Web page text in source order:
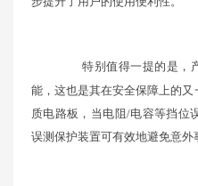
特别值得一提的是，
能，这也是其在安全保障上的
质电路板，当电阻/电容等挡位
误测保护装置可有效地避免意外